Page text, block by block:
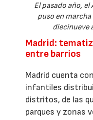
El pasado año,
puso en
diecinueve
Madrid:
entre barrios
Madrid cuenta
infantiles
distritos, de las
parques y zonas